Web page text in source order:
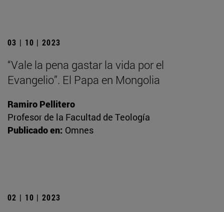
03 | 10 | 2023
“Vale la pena gastar la vida por el
Evangelio”. El Papa en Mongolia
Ramiro Pellitero
Profesor de la Facultad de Teología
Publicado en: Omnes
02 | 10 | 2023